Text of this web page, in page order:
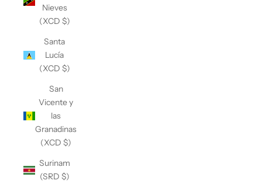
Nieves
(XCD $)
Santa
Lucía
(XCD $)
San
Vicente y
las
Granadinas
(XCD $)
Surinam
(SRD $)